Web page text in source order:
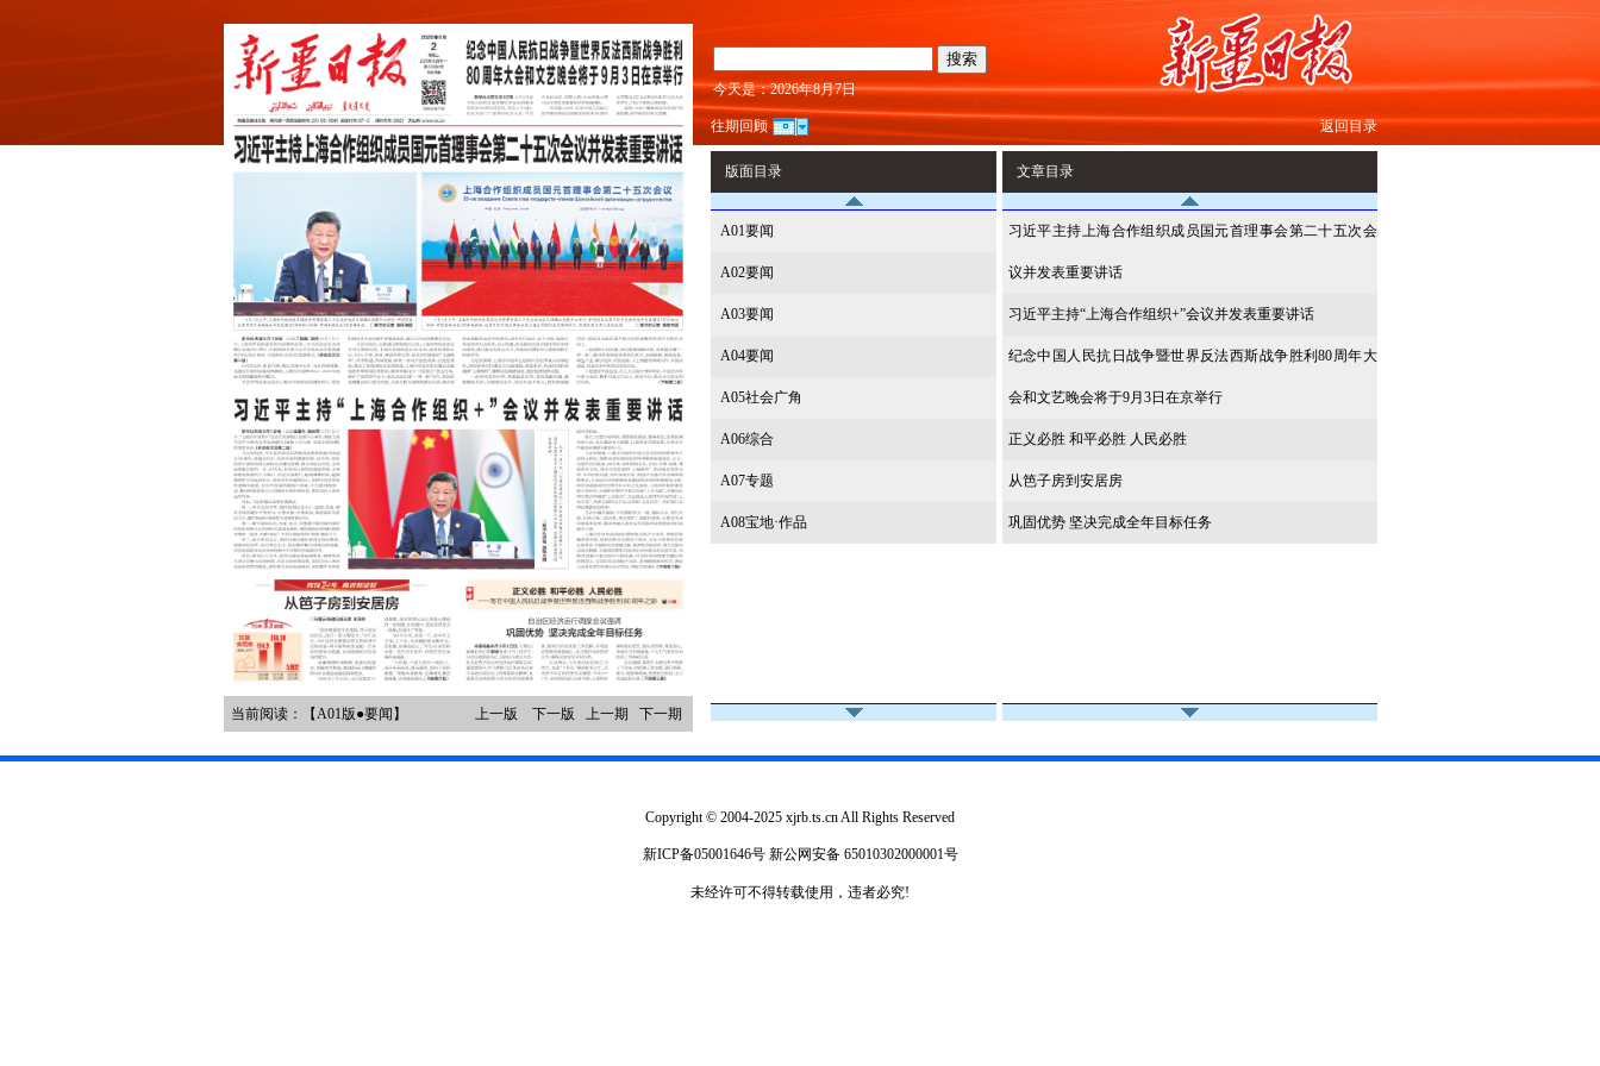
当前阅读：【A01版●要闻】 上一版 下一版 上一期 下一期
搜索
今天是：2026年8月7日
往期回顾 返回目录
版面目录
A01要闻
A02要闻
A03要闻
A04要闻
A05社会广角
A06综合
A07专题
A08宝地·作品
文章目录
习近平主持上海合作组织成员国元首理事会第二十五次会
议并发表重要讲话
习近平主持“上海合作组织+”会议并发表重要讲话
纪念中国人民抗日战争暨世界反法西斯战争胜利80周年大
会和文艺晚会将于9月3日在京举行
正义必胜 和平必胜 人民必胜
从笆子房到安居房
巩固优势 坚决完成全年目标任务
Copyright © 2004-2025 xjrb.ts.cn All Rights Reserved
新ICP备05001646号新公网安备 65010302000001号
未经许可不得转载使用，违者必究!